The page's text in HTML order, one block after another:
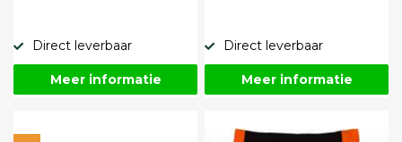
Direct leverbaar
Meer informatie
Direct leverbaar
Meer informatie